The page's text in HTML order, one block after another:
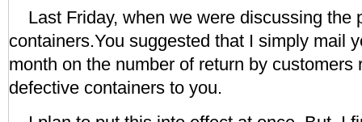
Last Friday, when we were discussing the
containers.You suggested that I simply mail
month on the number of return by customers
defective containers to you.